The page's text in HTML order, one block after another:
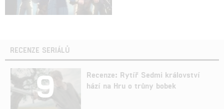
RECENZE SERIÁLŮ
9
Recenze: Rytíř Sedmi království
hází na Hru o trůny bobek